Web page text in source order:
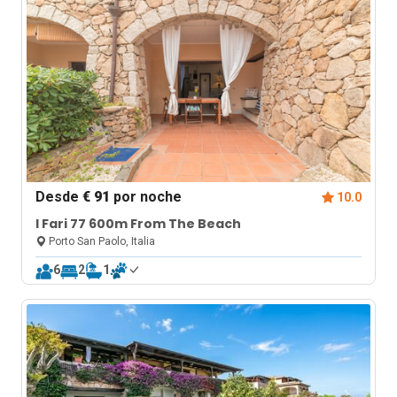
Desde€ 91 por noche 10.0
I Fari 77 600m From The Beach
Porto San Paolo, Italia
6 2 1